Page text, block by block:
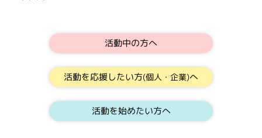
活動中の方へ
活動を応援したい方(個人・企業)へ
活動を始めたい方へ